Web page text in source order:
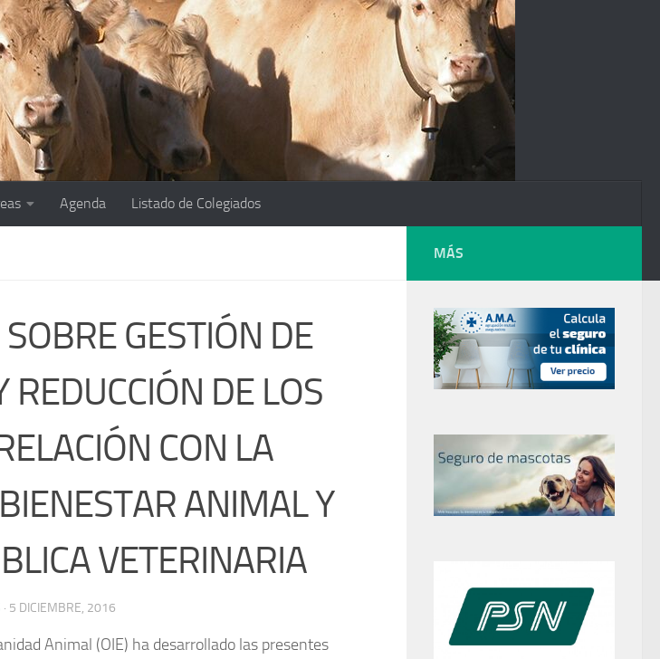
Agenda Listado de Colegiados
GESTIÓN DE
REDUCCIÓN DE LOS
CON LA
ANIMAL Y
VETERINARIA
· 5 DICIEMBRE, 2016
Animal (OIE) ha desarrollado las presentes
MÁS